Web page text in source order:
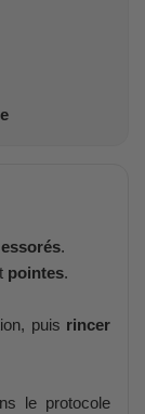
essorés.
pointes.
puis rincer
le protocole